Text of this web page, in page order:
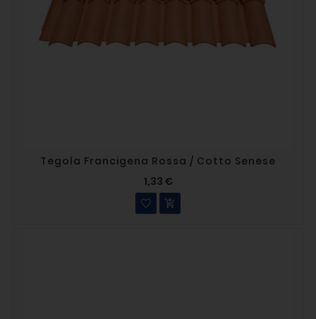
Tegola Francigena Rossa / Cotto Senese
1,33 €
